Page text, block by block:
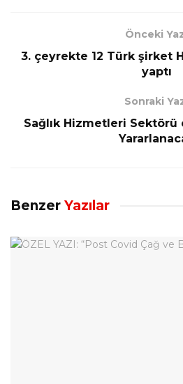
Önceki
3. çeyrekte 12 Türk şirket
yaptı
Sonraki
Sağlık Hizmetleri
Benzer Yazılar